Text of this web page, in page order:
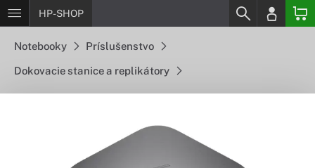
HP-SHOP
Notebooky Príslušenstvo
Dokovacie stanice a replikátory